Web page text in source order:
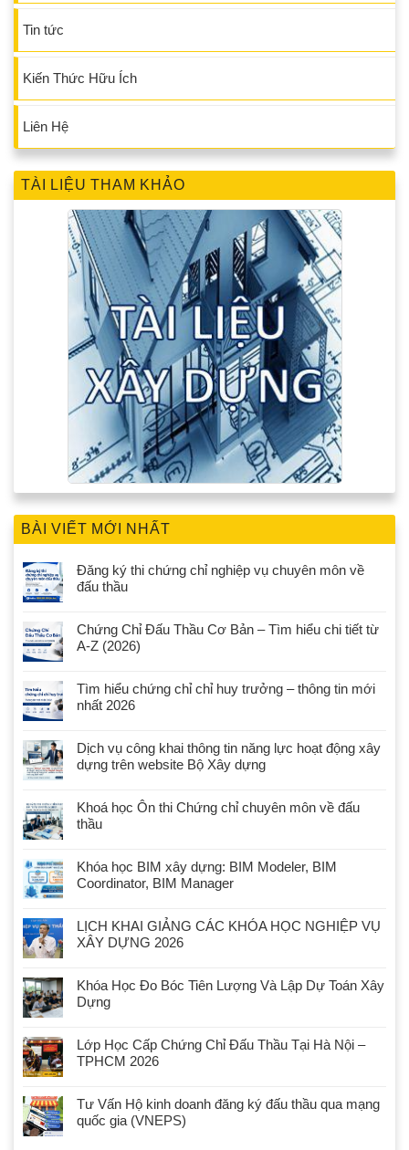
Tin tức
Kiến Thức Hữu Ích
Liên Hệ
TÀI LIỆU THAM KHẢO
BÀI VIẾT MỚI NHẤT
Đăng ký thi chứng chỉ nghiệp vụ chuyên môn về
đấu thầu
Chứng Chỉ Đấu Thầu Cơ Bản – Tìm hiểu chi tiết từ
A-Z (2026)
Tìm hiểu chứng chỉ chỉ huy trưởng – thông tin mới
nhất 2026
Dịch vụ công khai thông tin năng lực hoạt động xây
dựng trên website Bộ Xây dựng
Khoá học Ôn thi Chứng chỉ chuyên môn về đấu
thầu
Khóa học BIM xây dựng: BIM Modeler, BIM
Coordinator, BIM Manager
LỊCH KHAI GIẢNG CÁC KHÓA HỌC NGHIỆP VỤ
XÂY DỰNG 2026
Khóa Học Đo Bóc Tiên Lượng Và Lập Dự Toán Xây
Dựng
Lớp Học Cấp Chứng Chỉ Đấu Thầu Tại Hà Nội –
TPHCM 2026
Tư Vấn Hộ kinh doanh đăng ký đấu thầu qua mạng
quốc gia (VNEPS)